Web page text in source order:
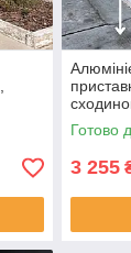
Готово
3 255